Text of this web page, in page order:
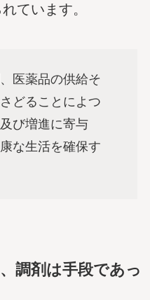
ています。
医薬品の供給そ
どることによつ
び増進に寄与
な生活を確保す
調剤は手段であっ